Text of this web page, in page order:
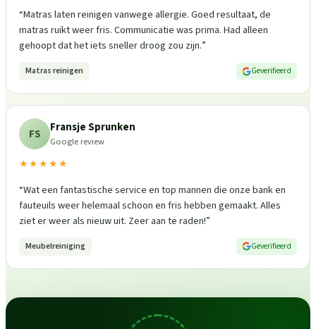
“Matras laten reinigen vanwege allergie. Goed resultaat, de
matras ruikt weer fris. Communicatie was prima. Had alleen
gehoopt dat het iets sneller droog zou zijn.”
Matras reinigen Geverifieerd
FS Fransje Sprunken
Google review
★★★★★
“Wat een fantastische service en top mannen die onze bank en
fauteuils weer helemaal schoon en fris hebben gemaakt. Alles
ziet er weer als nieuw uit. Zeer aan te raden!”
Meubelreiniging Geverifieerd